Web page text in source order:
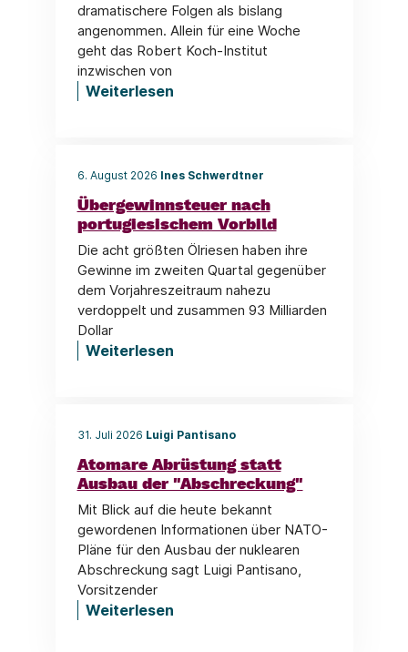
dramatischere Folgen als bislang
angenommen. Allein für eine Woche
geht das Robert Koch-Institut
inzwischen von
Weiterlesen
6. August 2026 Ines Schwerdtner
Übergewinnsteuer nach
portugiesischem Vorbild
Die acht größten Ölriesen haben ihre
Gewinne im zweiten Quartal gegenüber
dem Vorjahreszeitraum nahezu
verdoppelt und zusammen 93 Milliarden
Dollar
Weiterlesen
31. Juli 2026 Luigi Pantisano
Atomare Abrüstung statt
Ausbau der "Abschreckung"
Mit Blick auf die heute bekannt
gewordenen Informationen über NATO-
Pläne für den Ausbau der nuklearen
Abschreckung sagt Luigi Pantisano,
Vorsitzender
Weiterlesen